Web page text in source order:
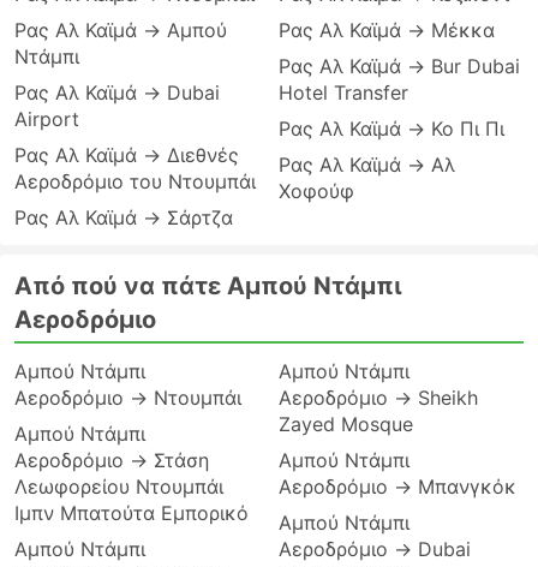
Ρας Αλ Καϊμά → Αμπού
Ντάμπι
Ρας Αλ Καϊμά → Dubai
Airport
Ρας Αλ Καϊμά → Διεθνές
Αεροδρόμιο του Ντουμπάι
Ρας Αλ Καϊμά → Σάρτζα
Ρας Αλ Καϊμά → Μέκκα
Ρας Αλ Καϊμά → Bur Dubai
Hotel Transfer
Ρας Αλ Καϊμά → Κο Πι Πι
Ρας Αλ Καϊμά → Αλ
Χοφούφ
Από πού να πάτε Αμπού Ντάμπι
Αεροδρόμιο
Αμπού Ντάμπι
Αεροδρόμιο → Ντουμπάι
Αμπού Ντάμπι
Αεροδρόμιο → Στάση
Λεωφορείου Ντουμπάι
Ιμπν Μπατούτα Εμπορικό
Αμπού Ντάμπι
Αμπού Ντάμπι
Αεροδρόμιο → Sheikh
Zayed Mosque
Αμπού Ντάμπι
Αεροδρόμιο → Μπανγκόκ
Αμπού Ντάμπι
Αεροδρόμιο → Dubai